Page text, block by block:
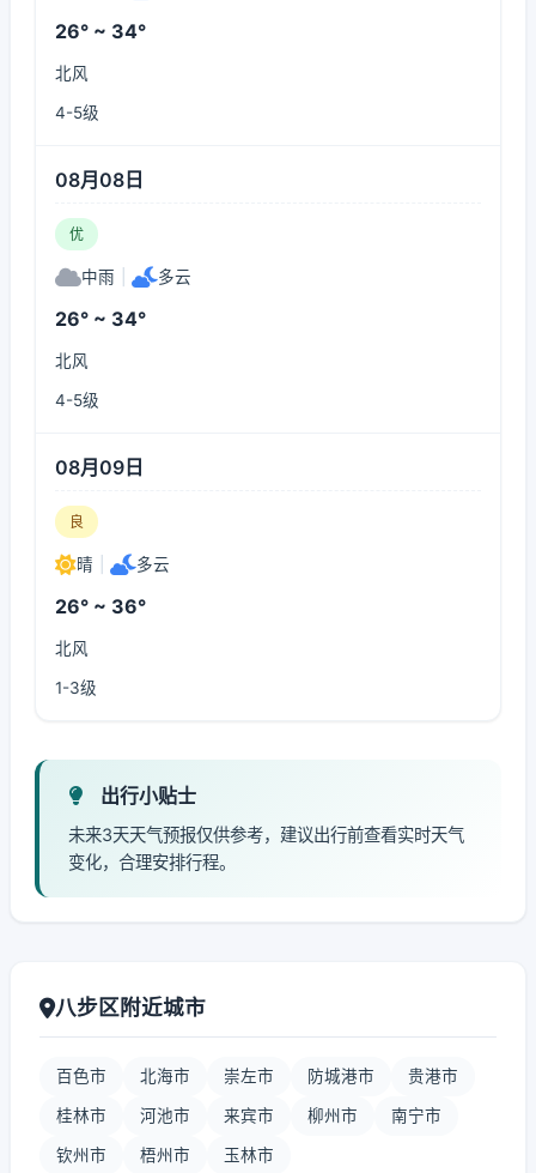
26° ~ 34°
北风
4-5级
08月08日
优
中雨 多云
26° ~ 34°
北风
4-5级
08月09日
良
晴 多云
26° ~ 36°
北风
1-3级
出行小贴士
未来3天天气预报仅供参考，建议出行前查看实时天气
变化，合理安排行程。
八步区附近城市
百色市 北海市 崇左市 防城港市 贵港市
桂林市 河池市 来宾市 柳州市 南宁市
钦州市 梧州市 玉林市